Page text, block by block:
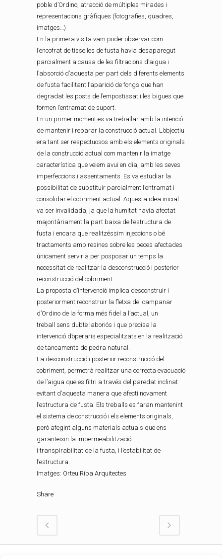
poble d’Ordino, atracció de múltiples mirades i
representacions gràfiques (fotografies, quadres,
imatges…)
En la primera visita vam poder observar com
l’encofrat detisselles de fusta havia desaparegut
parcialment a causa de les filtracions d’aigua i
l’absorció d’aquesta per part dels diferents elements
de fusta facilitant l’aparició de fongs que han
degradat les posts de l’empostissat i les bigues que
formen l’entramat de suport.
En un primer moment es va treballar amb la intenció
de mantenir i reparar la construcció actual. L’objectiu
era tant ser respectuosos amb els elements originals
de la construcció actual com mantenir la imatge
característica que veiem avui en dia, amb les seves
imperfeccions i assentaments. Es va estudiar la
possibilitat de substituir parcialment l’entramat i
consolidar el cobriment actual. Aquesta idea inicial
va ser invalidada, ja que la humitat havia afectat
majoritàriament la part baixa de l’estructura de
fusta i encara que realitzéssim injeccions o bé
tractaments amb resines sobre les peces afectades
únicament serviria per posposar un temps la
necessitat de realitzar la desconstrucció i posterior
reconstrucció del cobriment.
La proposta d’intervenció implica desconstruir i
posteriorment reconstruir la fletxa del campanar
d’Ordino de la forma més fidel a l’actual, un
treball sens dubte laboriós i que precisa la
intervenció d’operaris especialitzats en la realització
de tancaments de pedra natural.
La desconstrucció i posterior reconstrucció del
cobriment, permetrà realitzar una correcta evacuació
de l’aigua que es filtri a través del paredat inclinat
evitant d’aquesta manera que afecti novament
l’estructura de fusta. Els treballs es faran mantenint
el sistema de construcció i els elements originals,
però afegint alguns materials actuals que ens
garanteixin la impermeabilització
itranspirabilitat de la fusta, i l’estabilitat de
l’estructura.
Imatges: Orteu Riba Arquitectes
Share